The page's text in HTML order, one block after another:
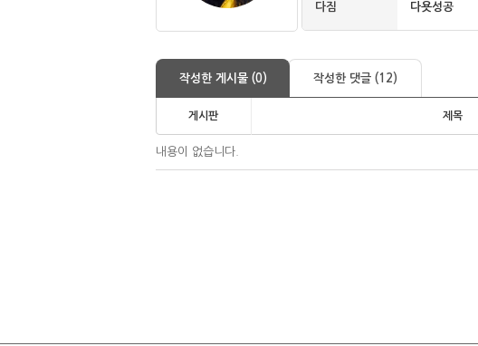
다짐 다욧성공
작성한 게시물 (0) 작성한 댓글 (12)
게시판 제목
내용이 없습니다.